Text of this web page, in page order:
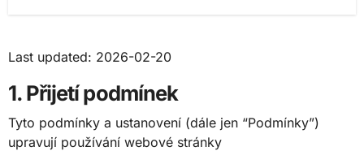
Last updated: 2026-02-20
1. Přijetí podmínek
Tyto podmínky a ustanovení (dále jen “Podmínky”)
upravují používání webové stránky